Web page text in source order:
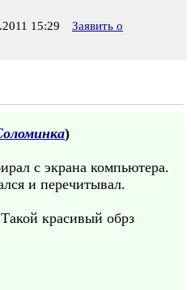
15:29
Заявить о
)
с экрана компьютера.
и перечитывал.
красивый обрз